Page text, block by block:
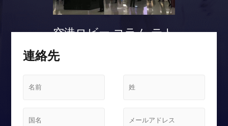
空港ロビー コラム テト
連絡先